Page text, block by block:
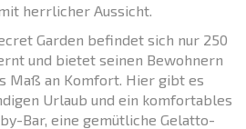
herrlicher Aussicht.
Garden befindet sich nur 250
und bietet seinen Bewohnern
Maß an Komfort. Hier gibt es
Urlaub und ein komfortables
Bar, eine gemütliche Gelatto-